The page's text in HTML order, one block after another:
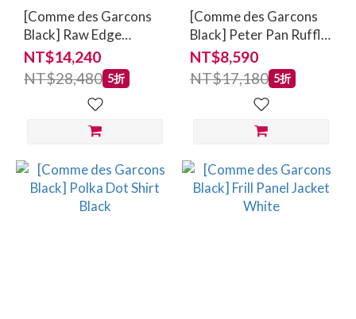
[Comme des Garcons
Black] Raw Edge
Pinafore Black
NT$14,240
NT$28,480 5折
[Comme des Garcons
Black] Peter Pan Ruffle
Shirt White
NT$8,590
NT$17,180 5折